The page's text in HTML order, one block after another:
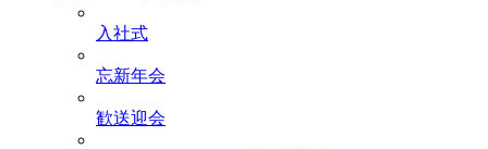
入社式
忘新年会
歓送迎会